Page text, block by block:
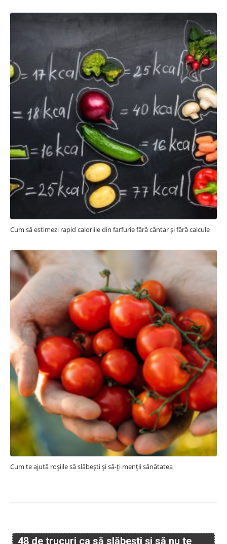
Cum să estimezi rapid caloriile din farfurie fără cântar și fără calcule
Cum te ajută roșiile să slăbești și să-ți menții sănătatea